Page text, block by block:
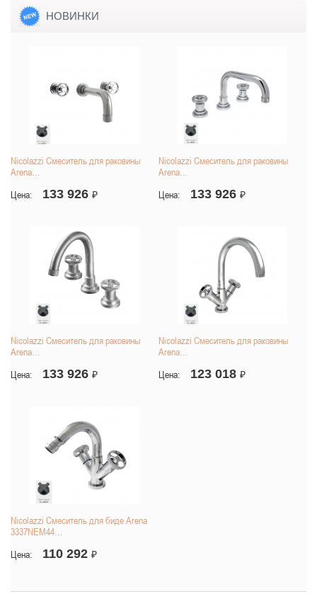
НОВИНКИ
Nicolazzi Смеситель для раковины
Arena…
Цена: 133 926 ₽
Nicolazzi Смеситель для раковины
Arena…
Цена: 133 926 ₽
Nicolazzi Смеситель для раковины
Arena…
Цена: 133 926 ₽
Nicolazzi Смеситель для раковины
Arena…
Цена: 123 018 ₽
Nicolazzi Смеситель для биде Arena
3337NEM44…
Цена: 110 292 ₽